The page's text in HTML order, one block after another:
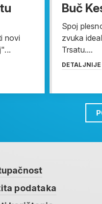
novi
Buč
Spoj
zvuka
Trsatu....
DETALJNIJE
podataka